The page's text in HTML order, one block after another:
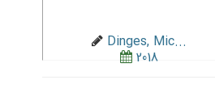
Dinges, Mic...
2018